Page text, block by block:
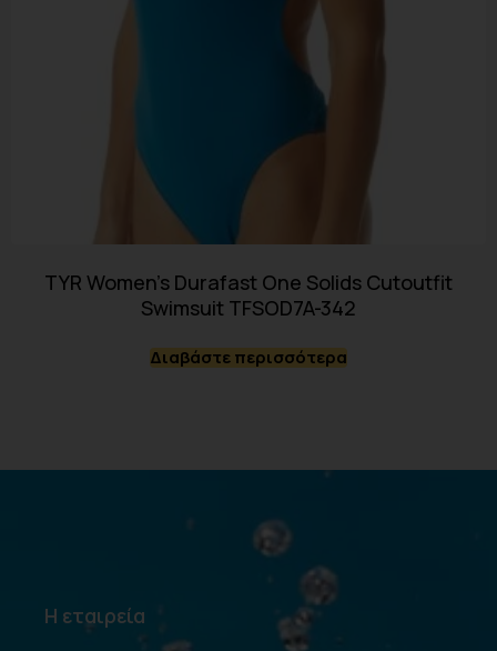
TYR Women’s Durafast One Solids Cutoutfit
Swimsuit TFSOD7A-342
Διαβάστε περισσότερα
Η εταιρεία